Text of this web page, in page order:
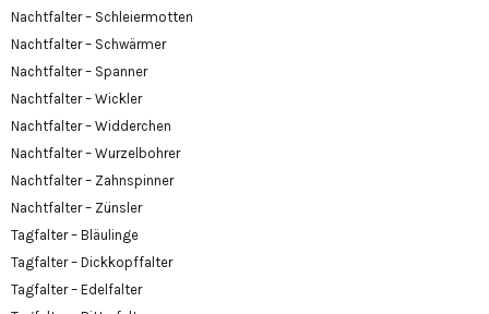
Nachtfalter – Schleiermotten
Nachtfalter – Schwärmer
Nachtfalter – Spanner
Nachtfalter – Wickler
Nachtfalter – Widderchen
Nachtfalter – Wurzelbohrer
Nachtfalter – Zahnspinner
Nachtfalter – Zünsler
Tagfalter – Bläulinge
Tagfalter – Dickkopffalter
Tagfalter – Edelfalter